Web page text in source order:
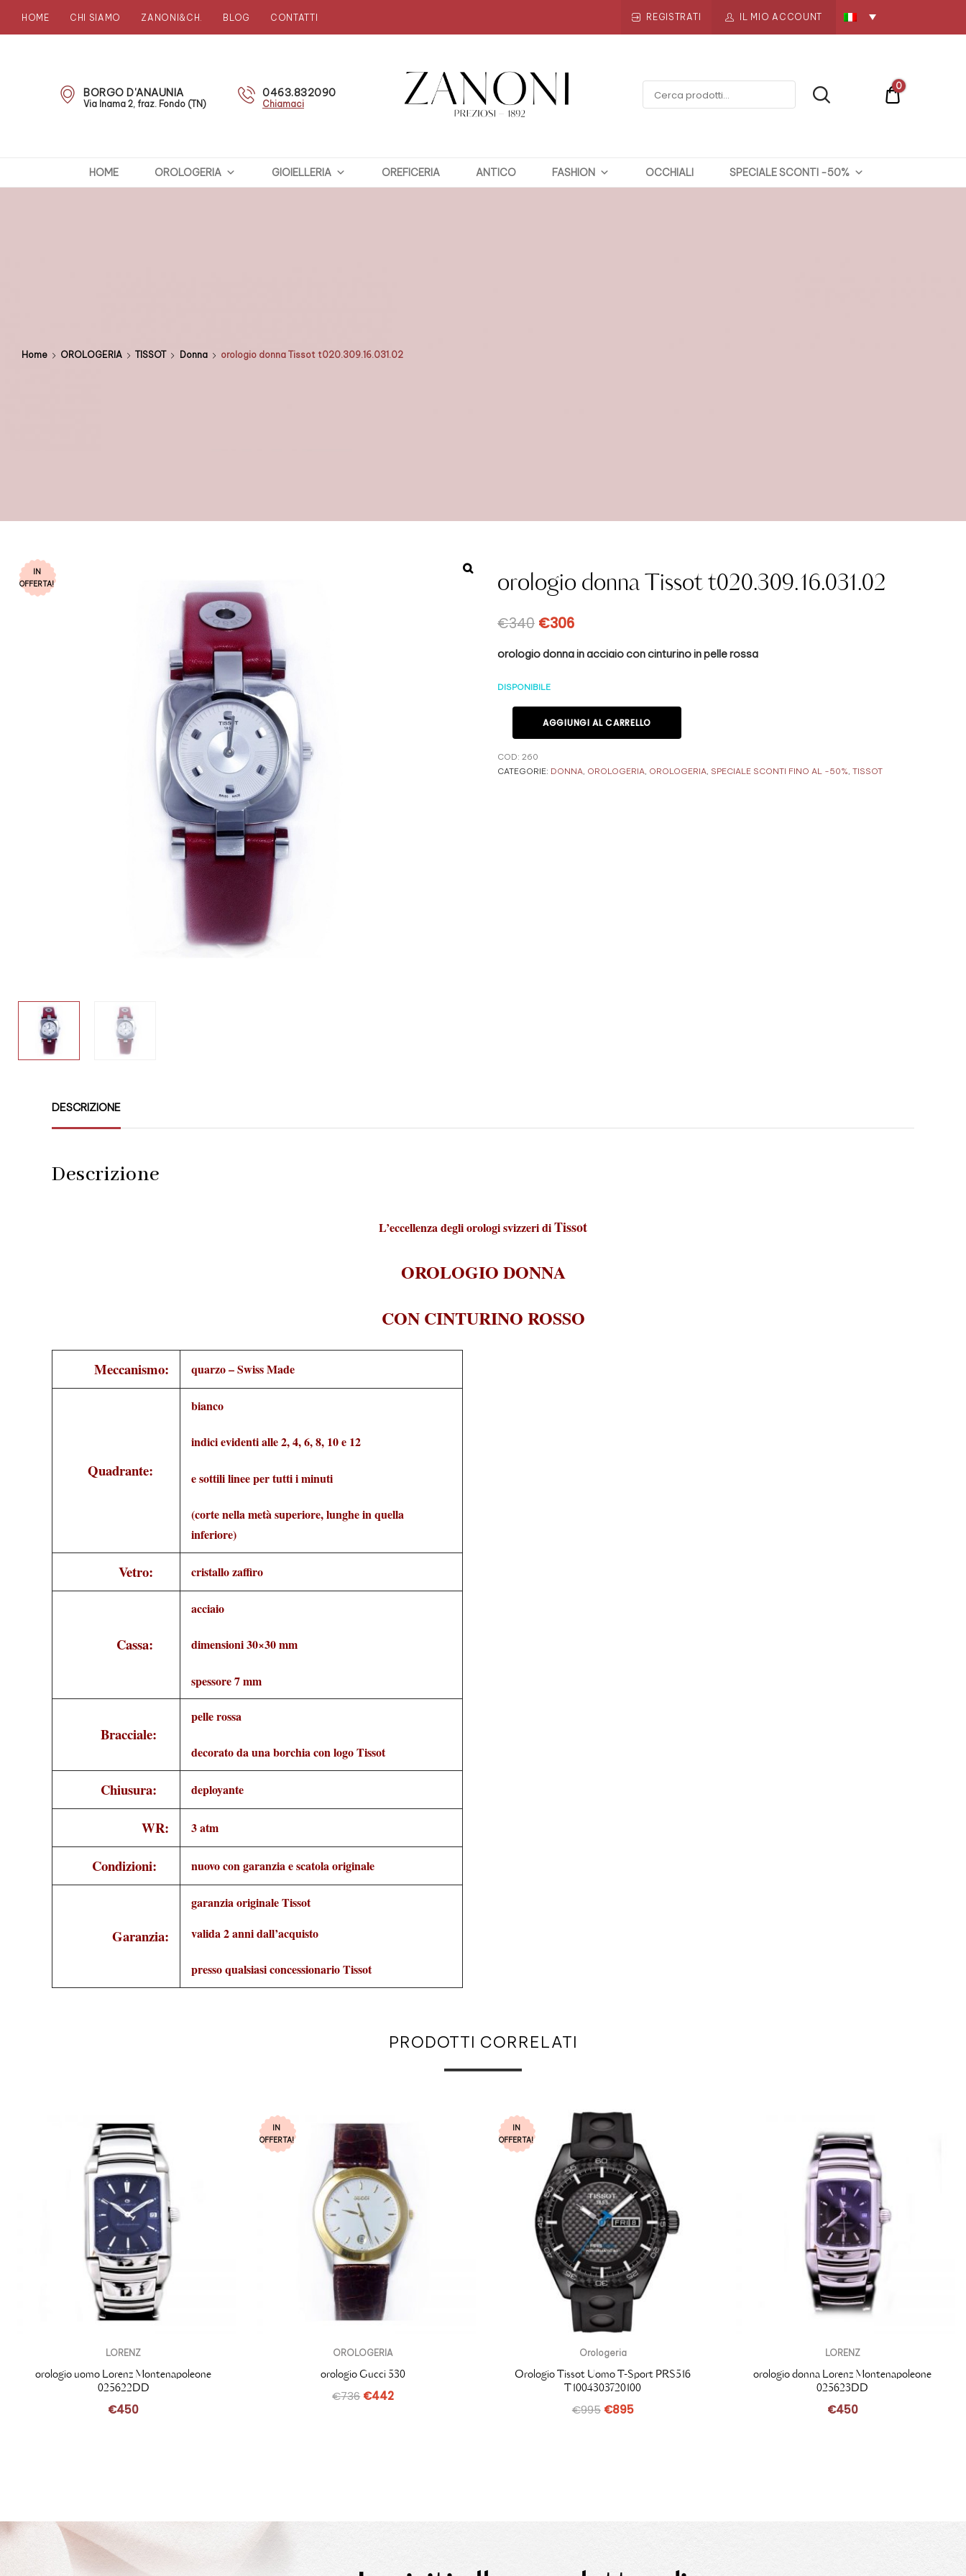
HOME CHI SIAMO ZANONI&CH. BLOG CONTATTI REGISTRATI IL MIO ACCOUNT
BORGO D'ANAUNIA
Via Inama 2, fraz. Fondo (TN)
0463.832090
Chiamaci
PREZIOSI
€0
0
HOME OROLOGERIA GIOIELLERIA OREFICERIA ANTICO FASHION OCCHIALI SPECIALE SCONTI -50%
Home OROLOGERIA TISSOT Donna orologio donna Tissot t020.309.16.031.02
IN
OFFERTA!
orologio donna Tissot t020.309.16.031.02
€340 €306
orologio donna in acciaio con cinturino in pelle rossa
DISPONIBILE
AGGIUNGI AL CARRELLO
COD: 260
CATEGORIE: DONNA, OROLOGERIA, OROLOGERIA, SPECIALE SCONTI FINO AL -50%, TISSOT
DESCRIZIONE
Descrizione
L’eccellenza degli orologi svizzeri diTissot
OROLOGIO DONNA
CON CINTURINO ROSSO
Meccanismo: quarzo – Swiss Made
Quadrante:
bianco
indici evidenti alle 2, 4, 6, 8, 10 e 12
e sottili linee per tutti i minuti
(corte nella metà superiore, lunghe in quella
inferiore)
Vetro: cristallo zaffiro
Cassa:
acciaio
dimensioni 30×30 mm
spessore 7 mm
Bracciale:
pelle rossa
decorato da una borchia con logo Tissot
Chiusura: deployante
WR: 3 atm
Condizioni: nuovo con garanzia e scatola originale
Garanzia:
garanzia originale Tissot
valida 2 anni dall’acquisto
presso qualsiasi concessionario Tissot
PRODOTTI CORRELATI
LORENZ
orologio uomo Lorenz Montenapoleone
025622DD
€450
IN
OFFERTA!
OROLOGERIA
orologio Gucci 530
€736 €442
IN
OFFERTA!
Orologeria
Orologio Tissot Uomo T-Sport PRS516
T1004303720100
€995 €895
LORENZ
orologio donna Lorenz Montenapoleone
025623DD
€450